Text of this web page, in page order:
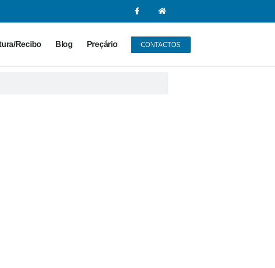
Recibo Blog Preçário CONTACTOS